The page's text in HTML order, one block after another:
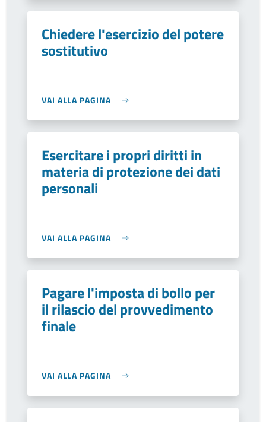
Chiedere l'esercizio del potere
sostitutivo
VAI ALLA PAGINA
Esercitare i propri diritti in
materia di protezione dei dati
personali
VAI ALLA PAGINA
Pagare l'imposta di bollo per
il rilascio del provvedimento
finale
VAI ALLA PAGINA